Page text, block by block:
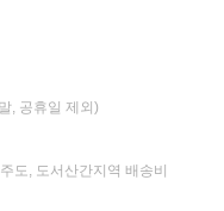
, 공휴일 제외)
도, 도서산간지역 배송비